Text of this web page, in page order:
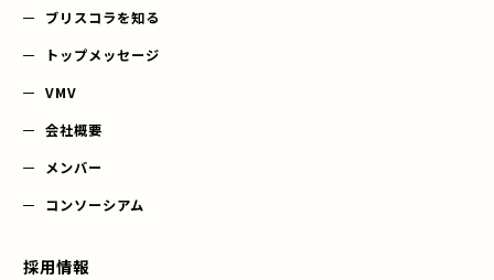
ブリスコラを知る
トップメッセージ
VMV
会社概要
メンバー
コンソーシアム
採用情報